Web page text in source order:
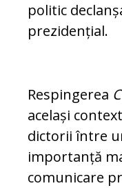
politic
prezidențial.
Respingerea
același
dic­to­rii între
importanță
co­mu­ni­ca­re